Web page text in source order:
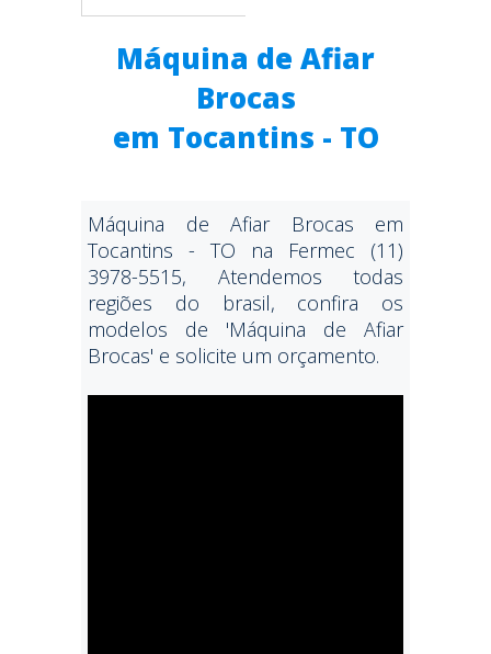
Máquina de Afiar
Brocas
em Tocantins - TO
Máquina de Afiar Brocas em
Tocantins - TO na Fermec (11)
3978-5515, Atendemos todas
regiões do brasil, confira os
modelos de 'Máquina de Afiar
Brocas' e solicite um orçamento.